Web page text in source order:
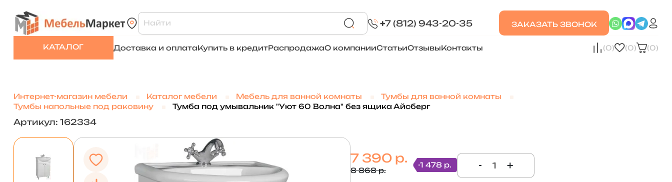
+7 (812) 943-20-35 ЗАКАЗАТЬ ЗВОНОК
КАТАЛОГ Доставка и оплатаКупить в кредитРаспродажаО компанииСтатьиОтзывыКонтакты (0) (0) (0)
Интернет-магазин мебели Каталог мебели Мебель для ванной комнаты
Тумбы для ванной комнаты
Тумбы напольные под раковину
Тумба под умывальник "Уют 60 Волна" без ящика Айсберг
Артикул: 162334
7 390 р.
8 868 р.
-1 478 р. - +